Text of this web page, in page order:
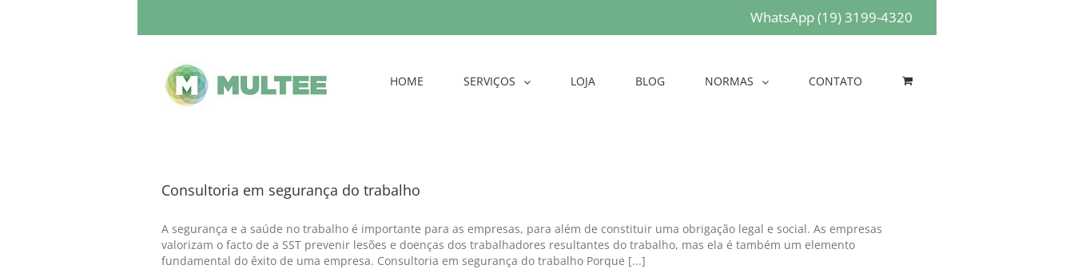
WhatsApp (19) 3199-4320
HOME SERVIÇOS LOJA BLOG NORMAS CONTATO
Consultoria em segurança do trabalho
A segurança e a saúde no trabalho é importante para as empresas, para além de constituir uma obrigação legal e social. As empresas
valorizam o facto de a SST prevenir lesões e doenças dos trabalhadores resultantes do trabalho, mas ela é também um elemento
fundamental do êxito de uma empresa. Consultoria em segurança do trabalho Porque [...]